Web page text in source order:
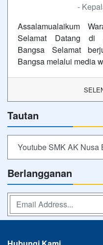
-
Assalamualaikum
Selamat Datang
Bangsa Selamat
Bangsa melalui media
Tautan
Youtube SMK AK Nusa
Berlangganan